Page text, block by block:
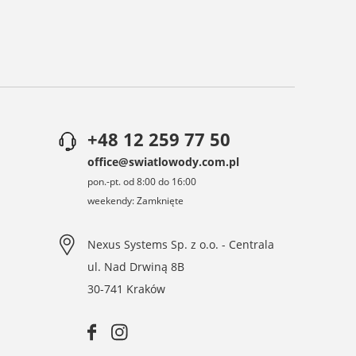
+48 12 259 77 50
office@swiatlowody.com.pl
pon.-pt. od 8:00 do 16:00
weekendy: Zamknięte
Nexus Systems Sp. z o.o. - Centrala
ul. Nad Drwiną 8B
30-741 Kraków